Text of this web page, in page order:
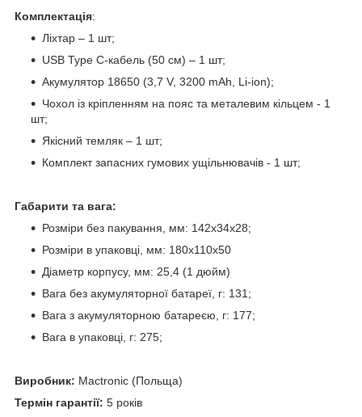
Комплектація:
Ліхтар – 1 шт;
USB Type C-кабель (50 см) – 1 шт;
Акумулятор 18650 (3,7 V, 3200 mAh, Li-ion);
Чохол із кріпленням на пояс та металевим кільцем - 1
шт;
Якісний темляк – 1 шт;
Комплект запасних гумових ущільнювачів - 1 шт;
Габарити та вага:
Розміри без пакування, мм: 142x34x28;
Розміри в упаковці, мм: 180x110x50
Діаметр корпусу, мм: 25,4 (1 дюйм)
Вага без акумуляторної батареї, г: 131;
Вага з акумуляторною батареєю, г: 177;
Вага в упаковці, г: 275;
Виробник: Mactronic (Польща)
Термін гарантії: 5 років